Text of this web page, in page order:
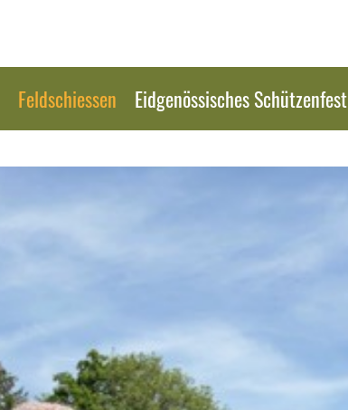
Feldschiessen Eidgenössisches Schützenfest